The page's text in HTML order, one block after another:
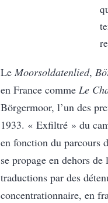
Le Moorsoldatenlied,
en France comme Le
Börgermoor, l’un des
1933. « Exfiltré » du
en fonction du parcours
se propage en dehors
traductions par des
concentrationnaire, en